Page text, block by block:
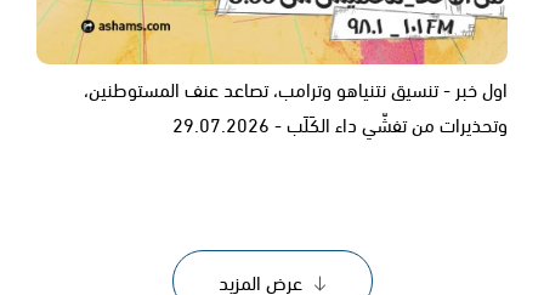
اول خبر - تنسيق نتنياهو وترامب، تصاعد عنف المستوطنين،
وتحذيرات من تفشّي داء الكَلَب - 29.07.2026
عرض المزيد